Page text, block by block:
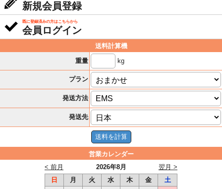
新規会員登録
既に登録済みの方はこちらから
会員ログイン
送料計算機
重量
kg
プラン
発送方法
発送先
営業カレンダー
2026年8月
< 前月
翌月 >
日
月 火 水 木 金
土